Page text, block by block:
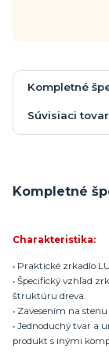
Kompletné
Súvisiaci tovar
Kompletné
Charakteristika:
• Praktické zrkadlo
• Špecifický vzhľad
štruktúru dreva.
• Zavesením na
• Jednoduchý tvar a
produkt s inými